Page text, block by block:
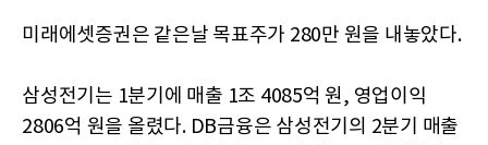
미래에셋증권은 같은날 목표주가 280만 원을 내놓았다.
삼성전기는 1분기에 매출 1조 4085억 원, 영업이익
2806억 원을 올렸다. DB금융은 삼성전기의 2분기 매출